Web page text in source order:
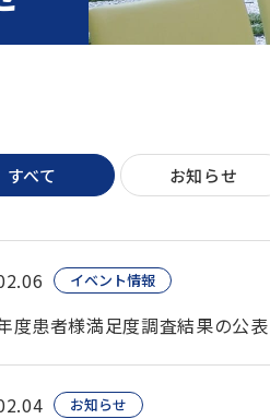
すべて お知らせ
イベント情報
度患者様満足度調査結果の公
お知らせ